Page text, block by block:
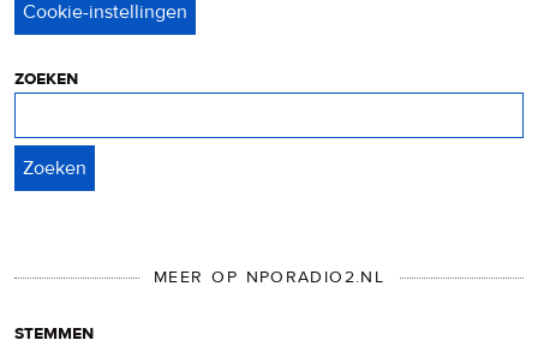
zoeken
MEER OP NPORADIO2.NL
stemmen